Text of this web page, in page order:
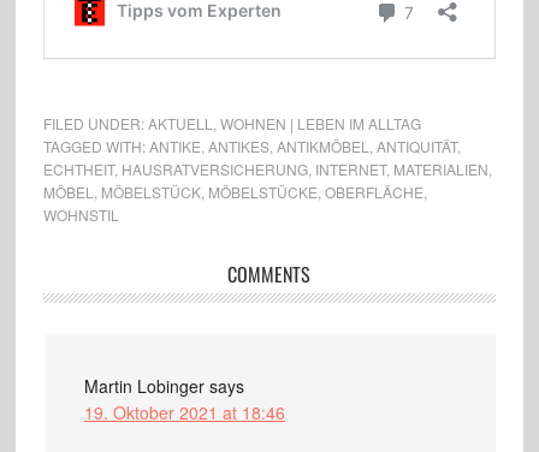
FILED UNDER:AKTUELL
WOHNEN | LEBEN IM ALLTAG
TAGGED WITH:ANTIKE ANTIKES, ANTIKMÖBEL ANTIQUITÄT,
ECHTHEIT, HAUSRATVERSICHERUNG, INTERNET, MATERIALIEN
MÖBEL
MÖBELSTÜCK, MÖBELSTÜCKE OBERFLÄCHE
WOHNSTIL
COMMENTS
Martin Lobinger says
19. Oktober 2021 at 18:46